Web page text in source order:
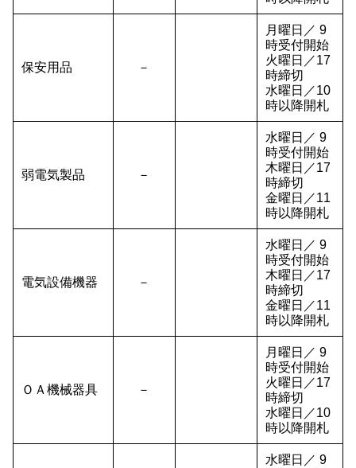
保安用品 －
月曜日／ 9
時受付開始
火曜日／17
時締切
水曜日／10
時以降開札
弱電気製品 －
水曜日／ 9
時受付開始
木曜日／17
時締切
金曜日／11
時以降開札
電気設備機器 －
水曜日／ 9
時受付開始
木曜日／17
時締切
金曜日／11
時以降開札
ＯＡ機械器具 －
月曜日／ 9
時受付開始
火曜日／17
時締切
水曜日／10
時以降開札
水曜日／ 9